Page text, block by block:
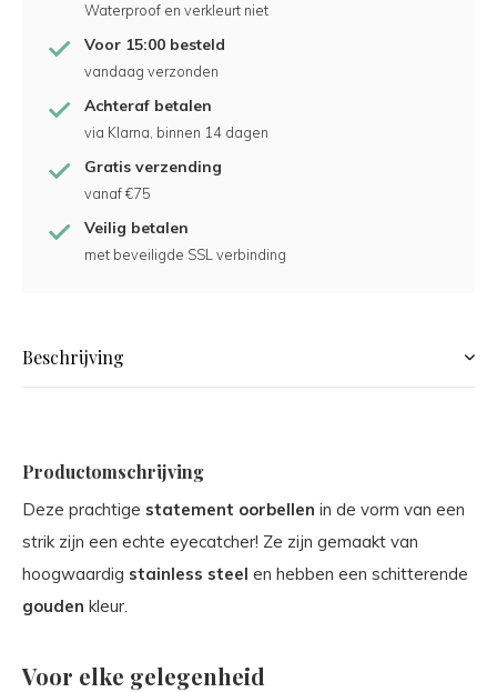
Waterproof en verkleurt niet
Voor 15:00 besteld
vandaag verzonden
Achteraf betalen
via Klarna, binnen 14 dagen
Gratis verzending
vanaf €75
Veilig betalen
met beveiligde SSL verbinding
Beschrijving
Productomschrijving
Deze prachtige statement oorbellen in de vorm van een
strik zijn een echte eyecatcher! Ze zijn gemaakt van
hoogwaardig stainless steel en hebben een schitterende
gouden kleur.
Voor elke gelegenheid